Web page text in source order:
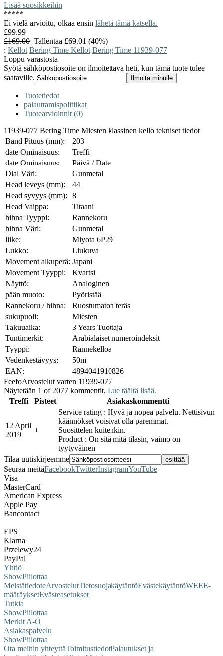
Lisää suosikkeihin
*****
Ei vielä arvioitu, olkaa ensin lähetä tämä katsella.
£99.99
£169.00 Tallentaa £69.01 (40%)
: Kellot Bering Time Kellot Bering Time 11939-077
Loppu varastosta
Syötä sähköpostiosoite on ilmoitettava heti, kun tämä tuote tulee
saataville.
Tuotetiedot
palauttamispolitiikat
Tuotearvioinnit (0)
11939-077 Bering Time Miesten klassinen kello tekniset tiedot
Band Pituus (mm):
203
date Ominaisuus:
Treffi
date Ominaisuus:
Päivä / Date
Dial Väri:
Gunmetal
Head leveys (mm):
44
Head syvyys (mm):
8
Head Vaippa:
Titaani
hihna Tyyppi:
Rannekoru
hihna Väri:
Gunmetal
liike:
Miyota 6P29
Lukko:
Liukuva
Movement alkuperä: Japani
Movement Tyyppi:
Kvartsi
Näyttö:
Analoginen
pään muoto:
Pyöristää
Rannekoru / hihna:
Ruostumaton teräs
sukupuoli:
Miesten
Takuuaika:
3 Years Tuottaja
Tuntimerkit:
Arabialaiset numeroindeksit
Tyyppi:
Rannekelloa
Vedenkestävyys:
50m
EAN:
4894041910826
FeefoArvostelut varten 11939-077
Näytetään 1 of 2077 kommentit. Lue täältä lisää.
Treffi
Pisteet Asiakaskommentti
12 April
2019
+
Service rating : Hyvä ja nopea palvelu. Nettisivun
käännökset voisivat olla paremmat.
Suosittelen kuitenkin.
Product : On sitä mitä tilasin, vaimo on
tyytyväinen
Tilaa uutiskirjeemme
Seuraa meitäFacebookTwitterInstagramYouTube
Visa
MasterCard
American Express
Apple Pay
Bancontact
EPS
Klarna
Przelewy24
PayPal
Yhtiö
ShowPiilottaa
MeistätiedoteArvostelutTietosuojakäytäntöEvästekäytäntöWEEE-
määräyksetEvästeasetukset
Tutkia
ShowPiilottaa
Merkit A-Ö
Asiakaspalvelu
ShowPiilottaa
Ota meihin yhteyttäToimitustiedotPalautukset ja